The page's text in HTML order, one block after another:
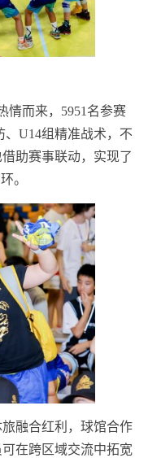
情而来，5951名参赛
U14组精准战术，不
助赛事联动，实现了
。
融合红利，球馆合作
在跨区域交流中拓宽